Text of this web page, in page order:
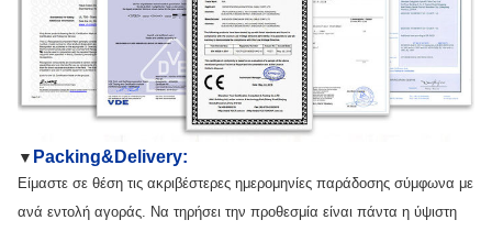
▼ Packing&Delivery:
Είμαστε σε θέση τις ακριβέστερες ημερομηνίες παράδοσης σύμφωνα με
ανά εντολή αγοράς. Να τηρήσει την προθεσμία είναι πάντα η ύψιστη